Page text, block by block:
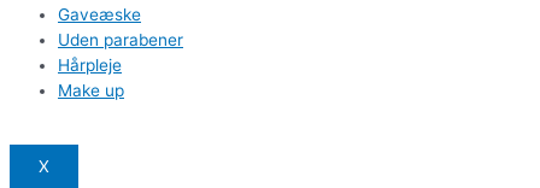
Gaveæske
Uden parabener
Hårpleje
Make up
X